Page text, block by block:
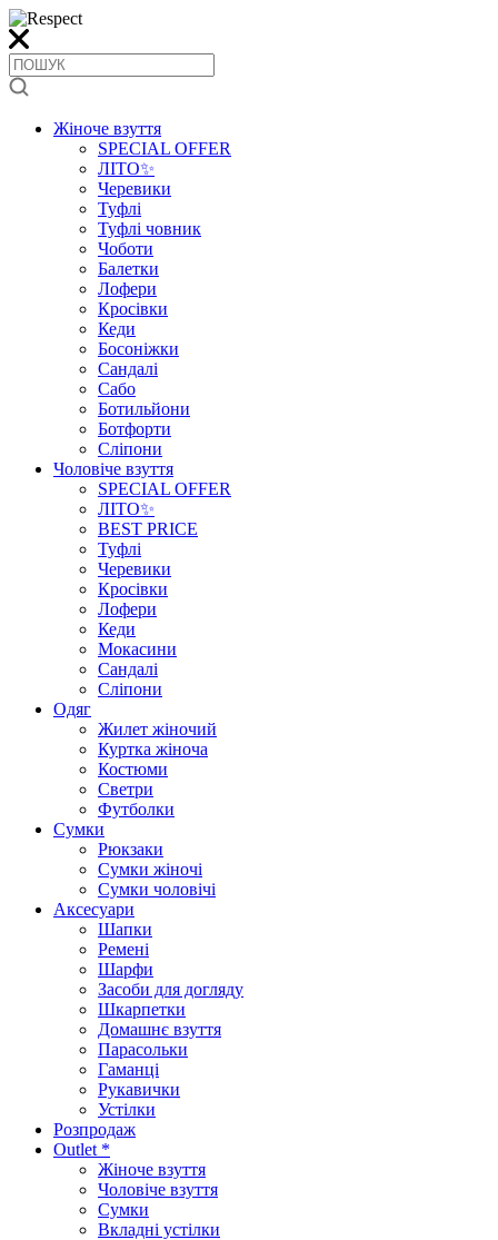
Жіноче взуття
SPECIAL OFFER
ЛІТО✨
Черевики
Туфлі
Туфлі човник
Чоботи
Балетки
Лофери
Кросівки
Кеди
Босоніжки
Сандалі
Сабо
Ботильйони
Ботфорти
Сліпони
Чоловіче взуття
SPECIAL OFFER
ЛІТО✨
BEST PRICE
Туфлі
Черевики
Кросівки
Лофери
Кеди
Мокасини
Сандалі
Сліпони
Одяг
Жилет жіночий
Куртка жіноча
Костюми
Светри
Футболки
Сумки
Рюкзаки
Сумки жіночі
Сумки чоловічі
Аксеcуари
Шапки
Ремені
Шарфи
Засоби для догляду
Шкарпетки
Домашнє взуття
Парасольки
Гаманці
Рукавички
Устілки
Розпродаж
Outlet *
Жіноче взуття
Чоловіче взуття
Сумки
Вкладні устілки